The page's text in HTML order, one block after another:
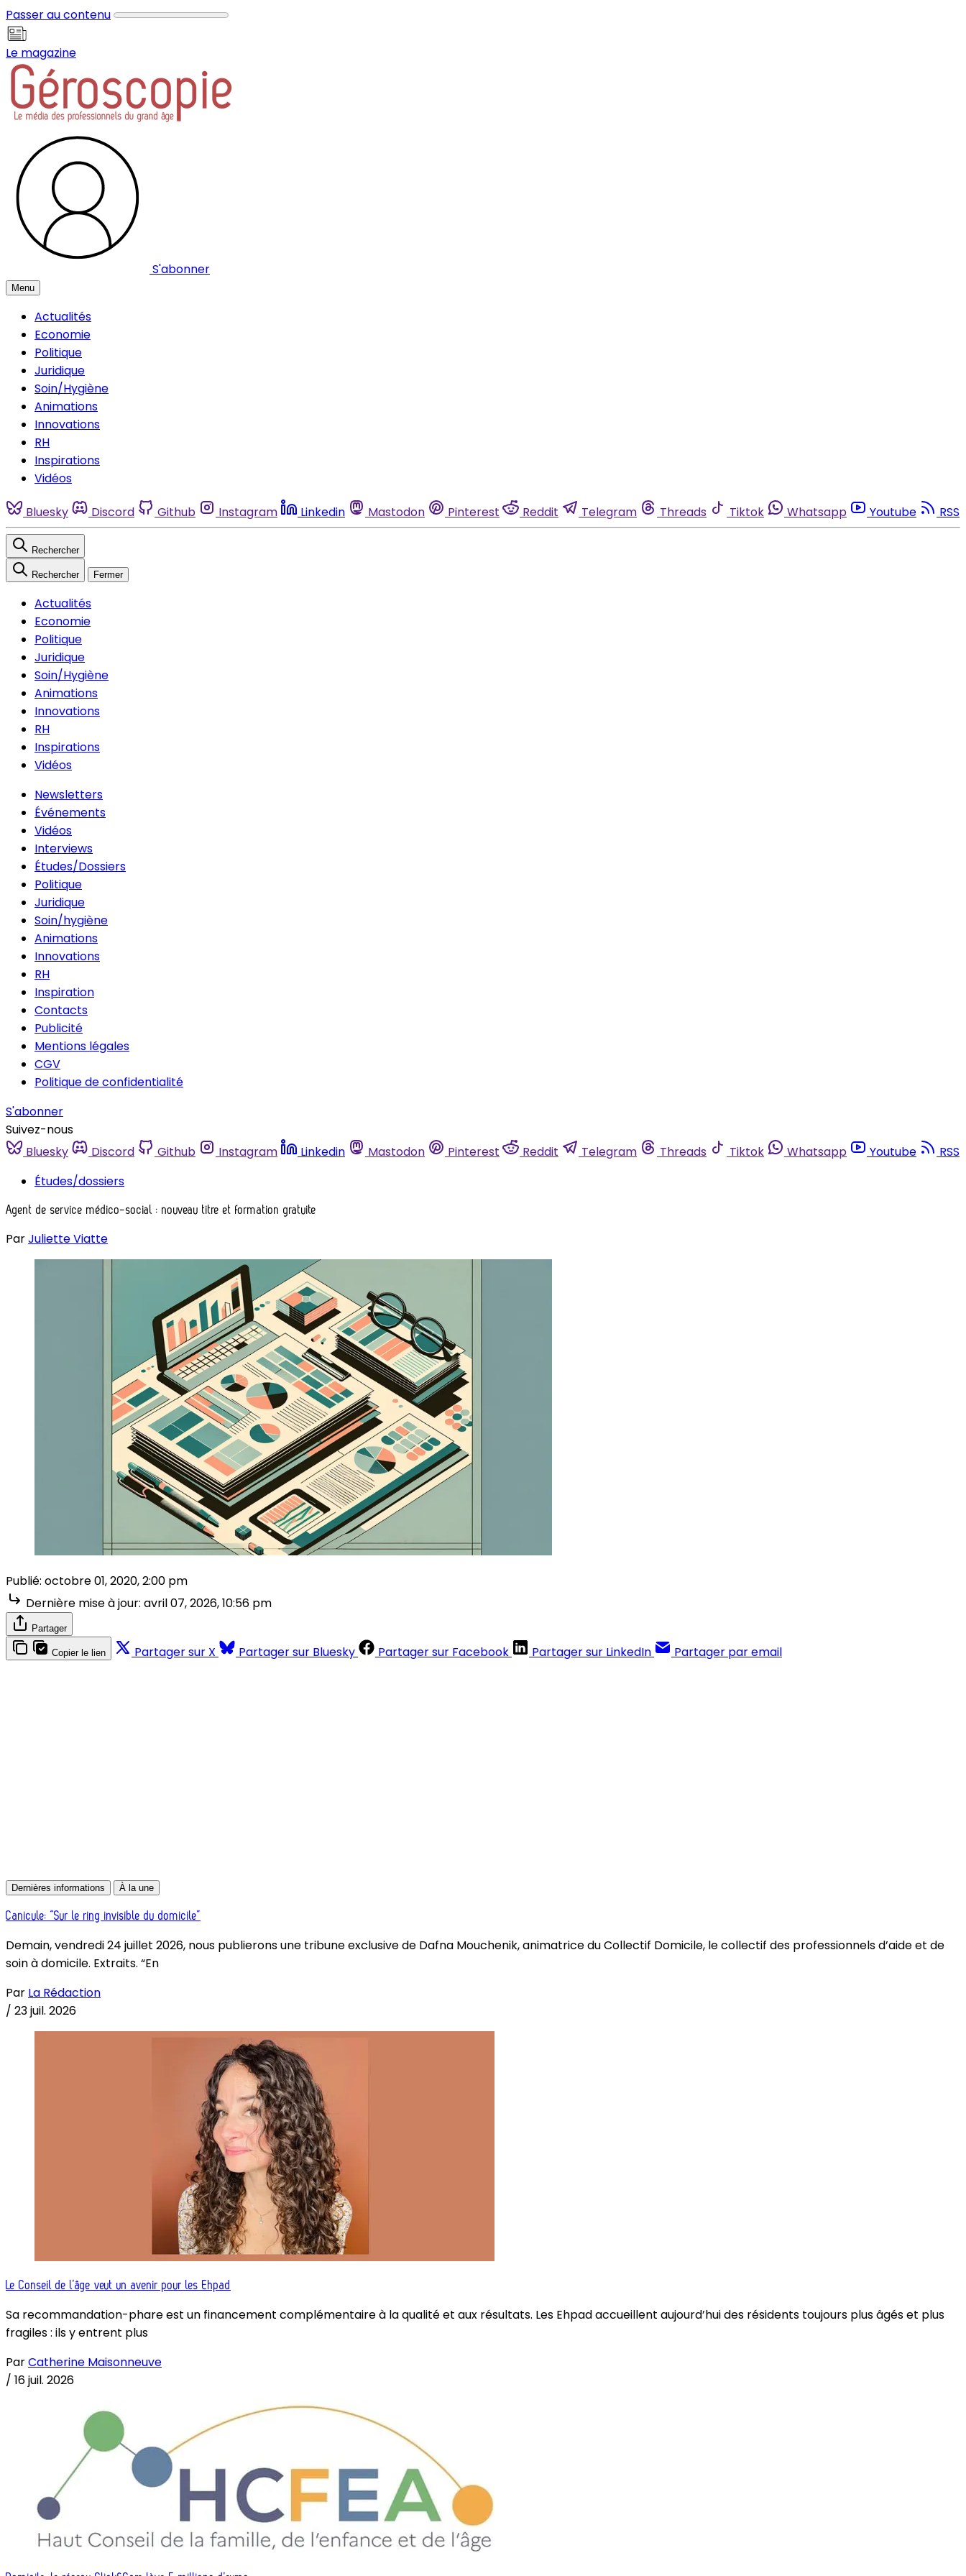
Passer au contenu
Le magazine
S'abonner
Menu
Actualités
Economie
Politique
Juridique
Soin/Hygiène
Animations
Innovations
RH
Inspirations
Vidéos
Bluesky Discord Github Instagram Linkedin Mastodon Pinterest Reddit Telegram Threads Tiktok Whatsapp Youtube RSS
Rechercher
Rechercher Fermer
Actualités
Economie
Politique
Juridique
Soin/Hygiène
Animations
Innovations
RH
Inspirations
Vidéos
Newsletters
Événements
Vidéos
Interviews
Études/Dossiers
Politique
Juridique
Soin/hygiène
Animations
Innovations
RH
Inspiration
Contacts
Publicité
Mentions légales
CGV
Politique de confidentialité
S'abonner
Suivez-nous
Bluesky
Discord Github Instagram Linkedin Mastodon Pinterest Reddit Telegram Threads Tiktok Whatsapp Youtube
RSS
Études/dossiers
Agent de service médico-social : nouveau titre et formation gratuite
ParJuliette Viatte
Publié: octobre 01, 2020, 2:00 pm
Dernière mise à jour: avril 07, 2026, 10:56 pm
Partager
Copier le lien Partager sur X Partager sur Bluesky Partager sur Facebook Partager sur LinkedIn Partager par email
Dernières informations À la une
Canicule: “Sur le ring invisible du domicile”
Demain, vendredi 24 juillet 2026, nous publierons une tribune exclusive de Dafna Mouchenik, animatrice du Collectif Domicile, le collectif des professionnels d’aide et de
soin à domicile. Extraits. “En
Par La Rédaction
/ 23 juil. 2026
Le Conseil de l’âge veut un avenir pour les Ehpad
Sa recommandation-phare est un financement complémentaire à la qualité et aux résultats. Les Ehpad accueillent aujourd’hui des résidents toujours plus âgés et plus
fragiles : ils y entrent plus
ParCatherine Maisonneuve
/ 16 juil. 2026
Panneau de gestion des cookies